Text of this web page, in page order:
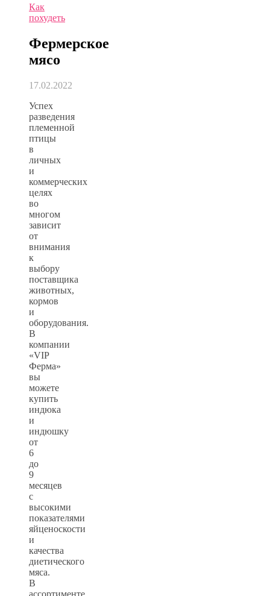
Как
похудеть
Фермерское
мясо
17.02.2022
Успех
разведения
племенной
птицы
в
личных
и
коммерческих
целях
во
многом
зависит
от
внимания
к
выбору
поставщика
животных,
кормов
и
оборудования.
В
компании
«VIP
Ферма»
вы
можете
купить
индюка
и
индюшку
от
6
до
9
месяцев
с
высокими
показателями
яйценоскости
и
качества
диетического
мяса.
В
ассортименте